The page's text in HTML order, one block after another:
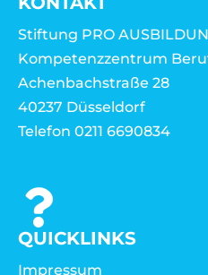
Stiftung PRO
Kompetenzzentrum
Achenbachstraße 28
40237 Düsseldorf
Telefon 0211 6690834
QUICKLINKS
Impressum